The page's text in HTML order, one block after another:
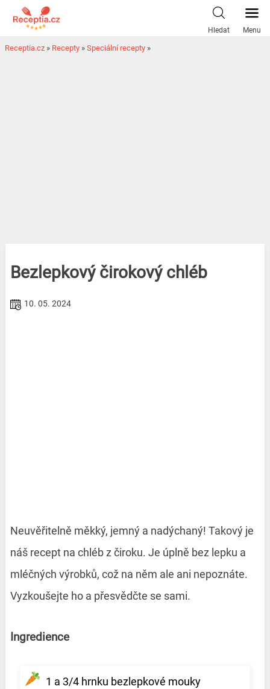
Hledat Menu
Receptia.cz » Recepty » Speciální recepty »
Bezlepkový čirokový chléb
10. 05. 2024
Neuvěřitelně měkký, jemný a nadýchaný! Takový je
náš recept na chléb z čiroku. Je úplně bez lepku a
mléčných výrobků, což na něm ale ani nepoznáte.
Vyzkoušejte ho a přesvědčte se sami.
Ingredience
1 a 3/4 hrnku bezlepkové mouky